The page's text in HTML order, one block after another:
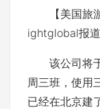
【美国旅游
ightglobal报道
该公司将于
周三班，使用
已经在北京建